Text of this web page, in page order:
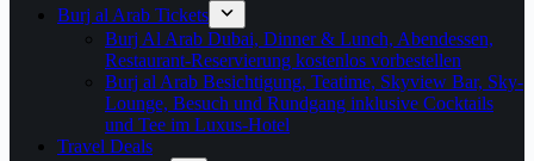
Burj al Arab Tickets
Burj Al Arab Dubai, Dinner & Lunch, Abendessen,
Restaurant-Reservierung kostenlos vorbestellen
Burj al Arab Besichtigung, Teatime, Skyview Bar, Sky-
Lounge, Besuch und Rundgang inklusive Cocktails
und Tee im Luxus-Hotel
Travel Deals